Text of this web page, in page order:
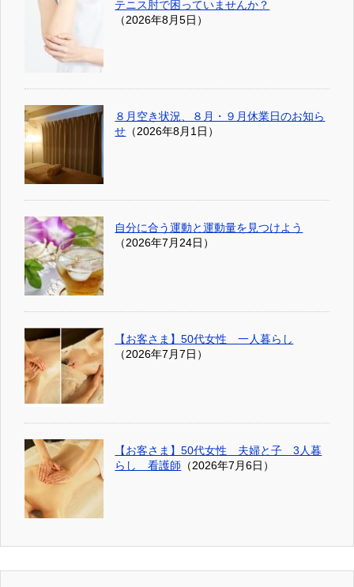
テニス肘で困っていませんか？
（2026年8月5日）
８月空き状況、８月・９月休業日のお知ら
せ （2026年8月1日）
自分に合う運動と運動量を見つけよう
（2026年7月24日）
【お客さま】50代女性 一人暮らし
（2026年7月7日）
【お客さま】50代女性 夫婦と子 3人暮
らし 看護師 （2026年7月6日）